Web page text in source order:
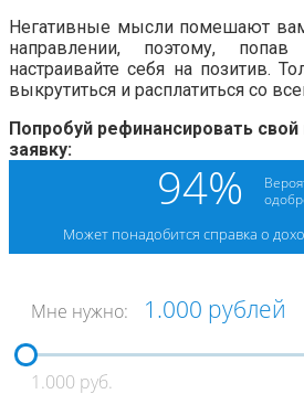
Негативные мысли помешают
направлении, поэтому,
настраивайте себя на позитив.
выкрутиться и расплатиться со
Попробуй рефинансировать
заявку: